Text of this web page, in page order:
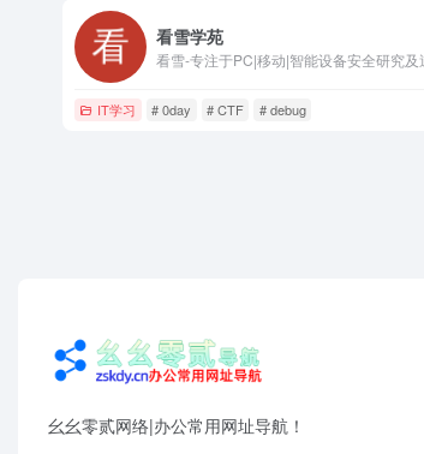
看雪学苑
IT学习 # 0day # CTF # debug
幺幺零贰网络|办公常用网址导航！